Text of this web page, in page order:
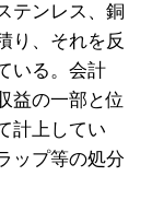
テンレス、銅
り、それを反
いる。会計
益の一部と位
計上してい
ップ等の処分